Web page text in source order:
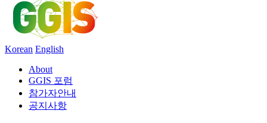
Korean English
About
GGIS 포럼
참가자안내
공지사항